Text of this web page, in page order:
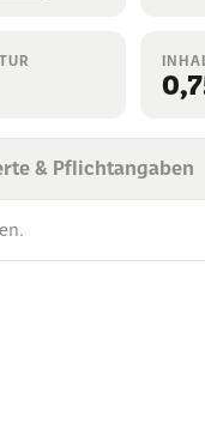
& Pflichtangaben